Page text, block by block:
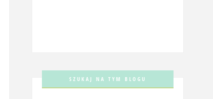
SZUKAJ NA TYM BLOGU